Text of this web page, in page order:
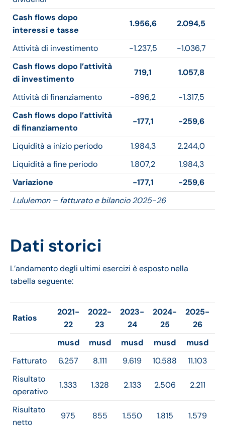
Cash flows dopo
interessi e tasse
1.956,6 2.094,5
Attività di investimento -1.237,5
-1.036,7
Cash flows dopo l’attività
di investimento
719,1 1.057,8
Attività di finanziamento -896,2
-1.317,5
Cash flows dopo l’attività
di finanziamento
-177,1 -259,6
Liquidità a inizio periodo 1.984,3
2.244,0
Liquidità a fine periodo
1.807,2
1.984,3
Variazione
-177,1
-259,6
Lululemon – fatturato e bilancio 2025-26
Dati storici
L’andamento degli ultimi esercizi è esposto nella
tabella seguente:
Ratios
2021-
22
2022-
23
2023-
24
2024-
25
2025-
26
musd
musd musd musd
musd
Fatturato
6.257 8.111 9.619 10.588
11.103
Risultato
operativo
1.333 1.328 2.133 2.506 2.211
Risultato
netto
975 855 1.550 1.815 1.579